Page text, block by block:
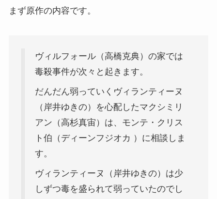
まず原作の内容です。
ヴィルフォール（高橋克典）の家では
毒殺事件が次々と起きます。
だんだん弱っていくヴィランティーヌ
（岸井ゆきの）を心配したマクシミリ
アン（高杉真宙）は、モンテ・クリス
ト伯（ディーンフジオカ ）に相談しま
す。
ヴィランティーヌ（岸井ゆきの）は少
しずつ毒を盛られて弱っていたのでし